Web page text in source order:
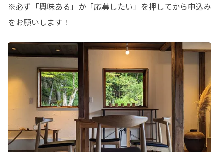
※必ず「興味ある」か「応募したい」を押してから申込み
をお願いします！